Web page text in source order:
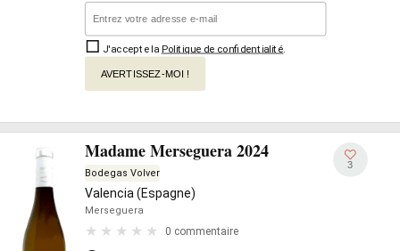
J'accepte la Politique de confidentialité
AVERTISSEZ-MOI !
Madame Merseguera 2024
Bodegas Volver
Valencia (Espagne)
Merseguera
0 commentaire
3